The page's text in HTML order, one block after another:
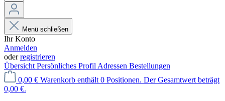
Menü schließen
Ihr Konto
Anmelden
oderregistrieren
Übersicht Persönliches Profil Adressen Bestellungen
0,00 € Warenkorb enthält 0 Positionen. Der Gesamtwert beträgt
0,00 €.